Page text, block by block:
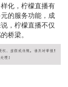
化，柠檬直播有
的服务功能，成
，柠檬直播不仅
桥梁。